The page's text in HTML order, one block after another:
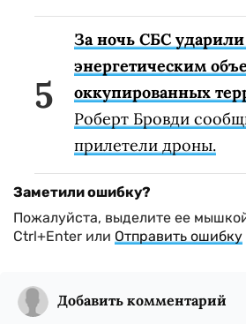
За ночь СБС ударили
энергетическим
оккупированных
Роберт Бровди
прилетели дроны.
Заметили ошибку?
Пожалуйста, выделите ее
Ctrl+Enter или Отправить ошибку
Добавить комментарий